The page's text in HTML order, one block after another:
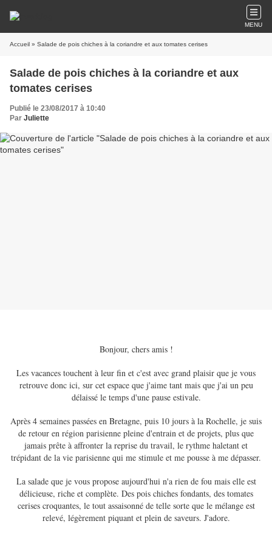
MENU
Accueil » Salade de pois chiches à la coriandre et aux tomates cerises
Salade de pois chiches à la coriandre et aux
tomates cerises
Publié le 23/08/2017 à 10:40
Par Juliette
Bonjour, chers amis !
Les vacances touchent à leur fin et c'est avec grand plaisir que je vous
retrouve donc ici, sur cet espace que j'aime tant mais que j'ai un peu
délaissé le temps d'une pause estivale.
Après 4 semaines passées en Bretagne, puis 10 jours à la Rochelle, je suis
de retour en région parisienne pleine d'entrain et de projets, plus que
jamais prête à affronter la reprise du travail, le rythme haletant et
trépidant de la vie parisienne qui me stimule et me pousse à me dépasser.
La salade que je vous propose aujourd'hui n'a rien de fou mais elle est
délicieuse, riche et complète. Des pois chiches fondants, des tomates
cerises croquantes, le tout assaisonné de telle sorte que le mélange est
relevé, légèrement piquant et plein de saveurs. J'adore.